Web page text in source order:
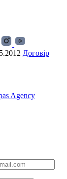
Договір
Agency